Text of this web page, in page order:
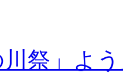
祭」よ